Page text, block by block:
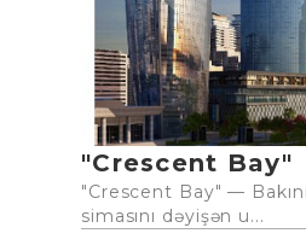
"Crescent Bay"
"Crescent Bay" —
simasını dəyişən u...